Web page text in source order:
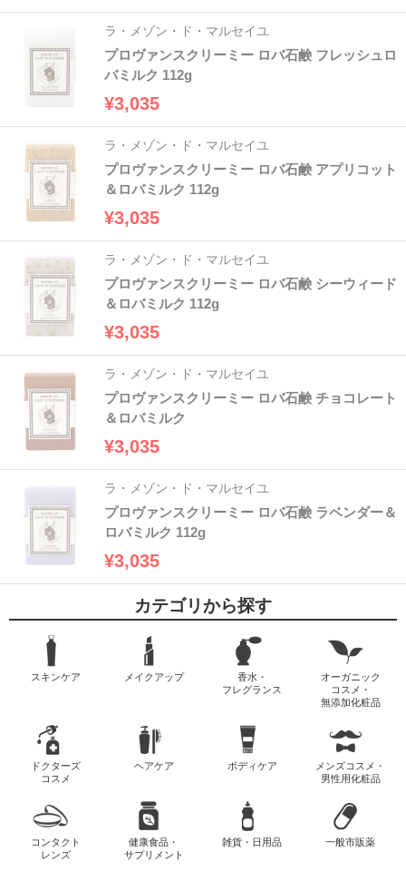
ラ・メゾン・ド・マルセイユ
プロヴァンスクリーミー ロバ石鹸 フレッシュロ
バミルク 112g
¥3,035
ラ・メゾン・ド・マルセイユ
プロヴァンスクリーミー ロバ石鹸 アプリコット
＆ロバミルク 112g
¥3,035
ラ・メゾン・ド・マルセイユ
プロヴァンスクリーミー ロバ石鹸 シーウィード
＆ロバミルク 112g
¥3,035
ラ・メゾン・ド・マルセイユ
プロヴァンスクリーミー ロバ石鹸 チョコレート
＆ロバミルク
¥3,035
ラ・メゾン・ド・マルセイユ
プロヴァンスクリーミー ロバ石鹸 ラベンダー＆
ロバミルク 112g
¥3,035
カテゴリから探す
スキンケア メイクアップ
香水・
フレグランス
オーガニック
コスメ・
無添加化粧品
ドクターズ
コスメ
ヘアケア ボディケア
メンズコスメ・
男性用化粧品
コンタクト
レンズ
健康食品・
サプリメント
雑貨・日用品 一般市販薬